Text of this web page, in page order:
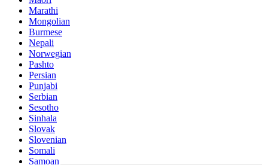
Marathi
Mongolian
Burmese
Nepali
Norwegian
Pashto
Persian
Punjabi
Serbian
Sesotho
Sinhala
Slovak
Slovenian
Somali
Samoan